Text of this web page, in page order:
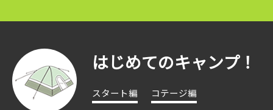
はじめてのキャンプ！
スタート編
コテージ編